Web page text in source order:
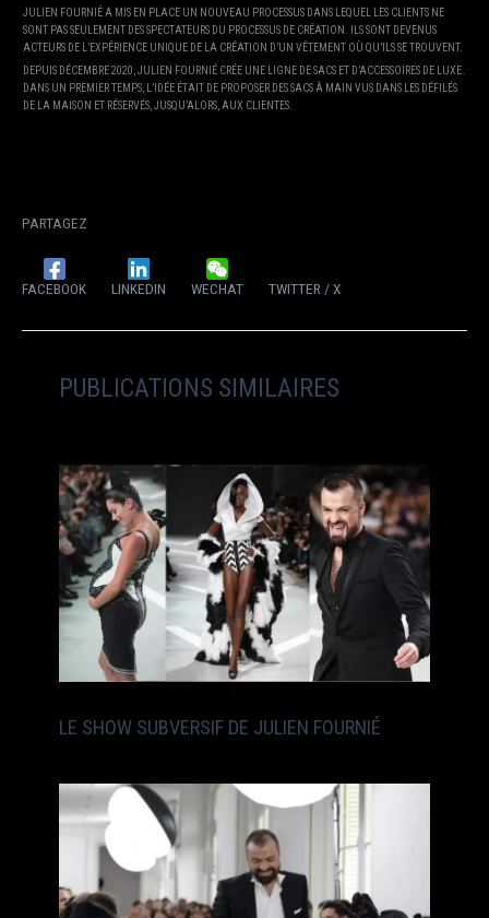
JULIEN FOURNIÉ A MIS EN PLACE UN NOUVEAU PROCESSUS DANS LEQUEL LES CLIENTS NE
SONT PAS SEULEMENT DES SPECTATEURS DU PROCESSUS DE CRÉATION. ILS SONT DEVENUS
ACTEURS DE L’EXPÉRIENCE UNIQUE DE LA CRÉATION D’UN VÊTEMENT OÙ QU’ILS SE TROUVENT.
DEPUIS DÉCEMBRE 2020, JULIEN FOURNIÉ CRÉE UNE LIGNE DE SACS ET D’ACCESSOIRES DE LUXE.
DANS UN PREMIER TEMPS, L’IDÉE ÉTAIT DE PROPOSER DES SACS À MAIN VUS DANS LES DÉFILÉS
DE LA MAISON ET RÉSERVÉS, JUSQU’ALORS, AUX CLIENTES.
PARTAGEZ
FACEBOOK LINKEDIN WECHAT TWITTER / X
PUBLICATIONS SIMILAIRES
LE SHOW SUBVERSIF DE JULIEN FOURNIÉ